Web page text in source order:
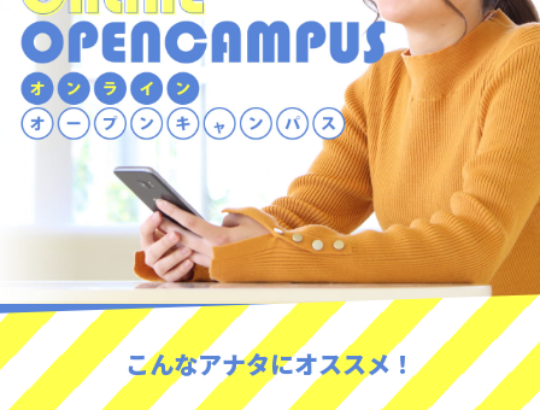
こんなアナタにオススメ！